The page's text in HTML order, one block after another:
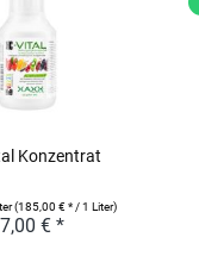
Konzentrat
(185,00 € * / 1 Liter)
€ *